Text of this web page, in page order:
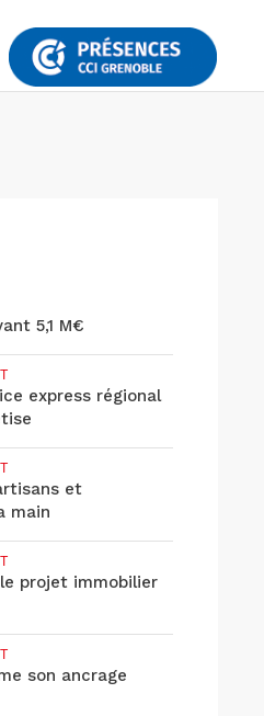
5,1 M€
express régional
et
main
projet immobilier
son ancrage